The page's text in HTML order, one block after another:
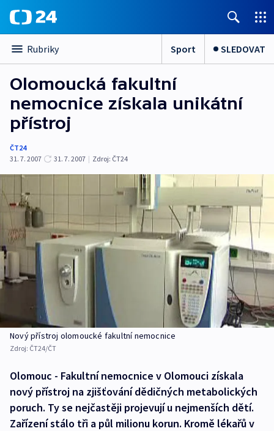
Rubriky Sport SLEDOVAT
Olomoucká fakultní
nemocnice získala unikátní
přístroj
ČT24
31. 7. 2007
31. 7. 2007 | Zdroj: ČT24
Nový přístroj olomoucké fakultní nemocnice
Zdroj: ČT24/ČT
Olomouc - Fakultní nemocnice v Olomouci získala
nový přístroj na zjišťování dědičných metabolických
poruch. Ty se nejčastěji projevují u nejmenších dětí.
Zařízení stálo tři a půl milionu korun. Kromě lékařů v